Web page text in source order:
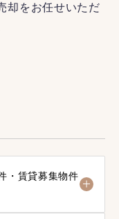
却をお任せいただ
・賃貸募集物件